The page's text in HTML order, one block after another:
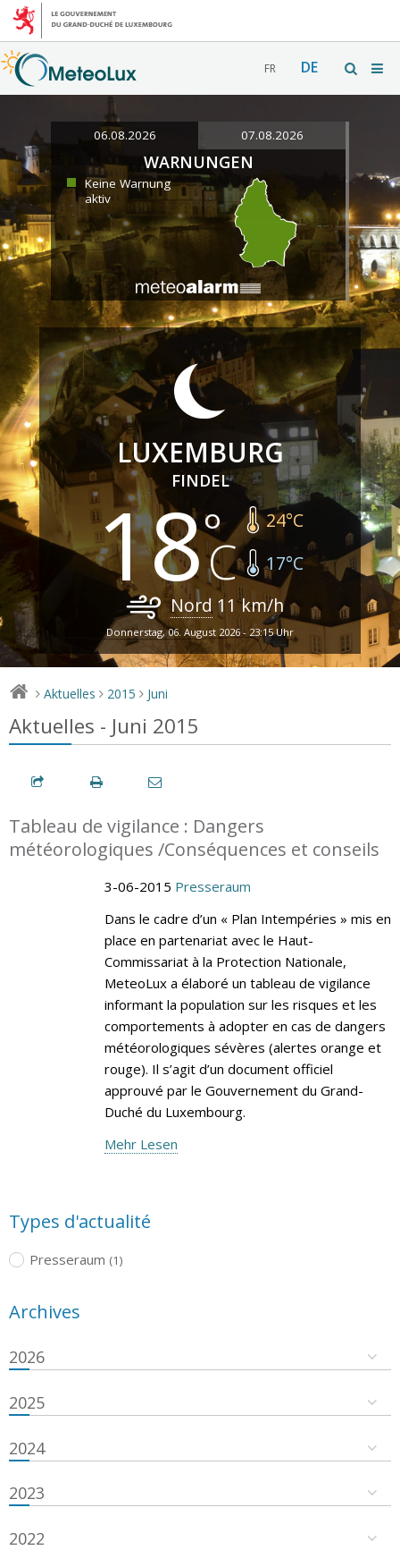
FR DE
06.08.2026 07.08.2026
WARNUNGEN
Keine Warnung
aktiv
LUXEMBURG
FINDEL
18 24°C
17°C
Nord 11km/h
Donnerstag, 06. August 2026 - 23:15 Uhr
> Aktuelles > 2015 > Juni
Aktuelles - Juni 2015
Tableau de vigilance : Dangers
météorologiques /Conséquences et conseils
3-06-2015 Presseraum
Dans le cadre d’un « Plan Intempéries » mis en
place en partenariat avec le Haut-
Commissariat à la Protection Nationale,
MeteoLux a élaboré un tableau de vigilance
informant la population sur les risques et les
comportements à adopter en cas de dangers
météorologiques sévères (alertes orange et
rouge). Il s’agit d’un document officiel
approuvé par le Gouvernement du Grand-
Duché du Luxembourg.
Mehr Lesen
Types d'actualité
Presseraum (1)
Archives
2026
2025
2024
2023
2022